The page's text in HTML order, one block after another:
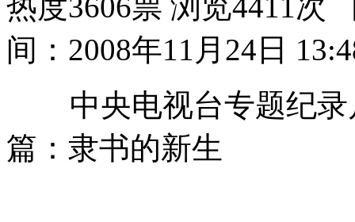
热度3606票 浏览4411次
间：2008年11月24日
中央电视台专题纪录
篇：隶书的新生